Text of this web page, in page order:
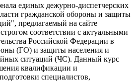
единых дежурно-диспетчерских
гражданской обороны и защиты
предлагаемый на сайте
соответствии с актуальными
Российской Федерации в
(ГО) и защиты населения и
ситуаций (ЧС). Данный курс
квалификации и
специалистов,